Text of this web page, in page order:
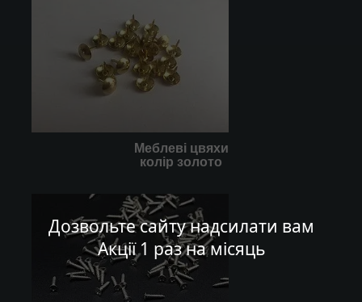
Дозвольте сайту надсилати вам
Акції 1 раз на місяць
Меблеві цвяхи
колір золото